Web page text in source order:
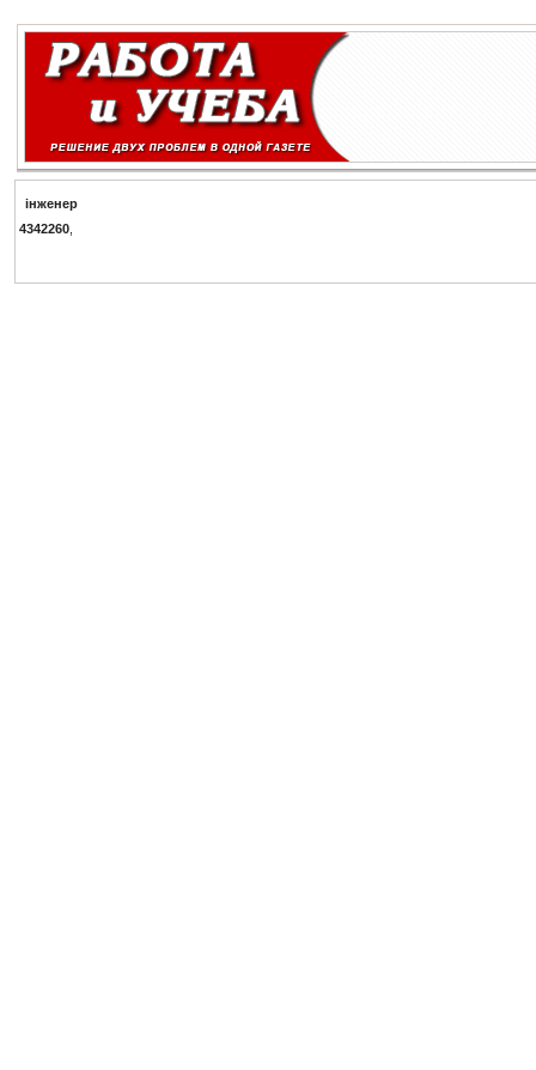
iнженер
4342260